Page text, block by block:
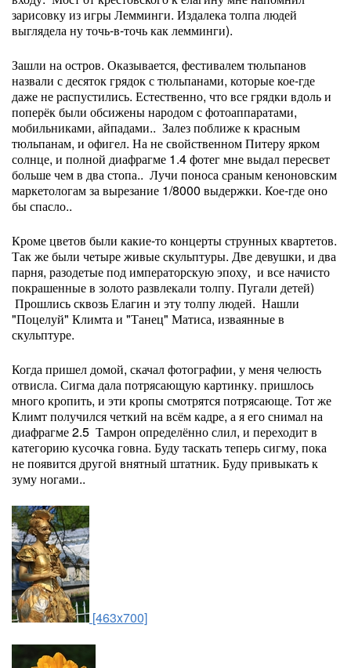
зарисовку из игры Лемминги. Издалека толпа людей
выглядела ну точь-в-точь как лемминги).
Зашли на остров. Оказывается, фестивалем тюльпанов
назвали с десяток грядок с тюльпанами, которые кое-где
даже не распустились. Естественно, что все грядки вдоль и
поперёк были обсижены народом с фотоаппаратами,
мобильниками, айпадами.. Залез поближе к красным
тюльпанам, и офигел. На не свойственном Питеру ярком
солнце, и полной диафрагме 1.4 фотег мне выдал пересвет
больше чем в два стопа.. Лучи поноса сраным кеноновским
маркетологам за вырезание 1/8000 выдержки. Кое-где оно
бы спасло..
Кроме цветов были какие-то концерты струнных квартетов.
Так же были четыре живые скульптуры. Две девушки, и два
парня, разодетые под императорскую эпоху, и все начисто
покрашенные в золото развлекали толпу. Пугали детей)
Прошлись сквозь Елагин и эту толпу людей. Нашли
"Поцелуй" Климта и "Танец" Матиса, изваянные в
скульптуре.
Когда пришел домой, скачал фотографии, у меня челюсть
отвисла. Сигма дала потрясающую картинку. пришлось
много кропить, и эти кропы смотрятся потрясающе. Тот же
Климт получился четкий на всём кадре, а я его снимал на
диафрагме 2.5 Тамрон определённо слил, и переходит в
категорию кусочка говна. Буду таскать теперь сигму, пока
не появится другой внятный штатник. Буду привыкать к
зуму ногами..
[463x700]